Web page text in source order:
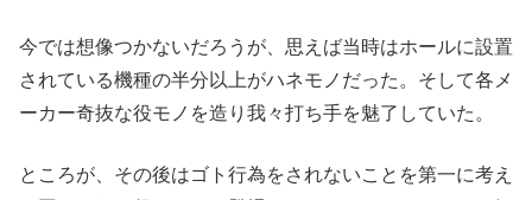
今では想像つかないだろうが、思えば当時はホールに設置
されている機種の半分以上がハネモノだった。そして各メ
ーカー奇抜な役モノを造り我々打ち手を魅了していた。
ところが、その後はゴト行為をされないことを第一に考え